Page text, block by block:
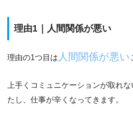
理由1｜人間関係が悪い
理由の1つ目は 人間関係が悪い
上手くコミュニケーションが取れ
たし、仕事が辛くなってきます。